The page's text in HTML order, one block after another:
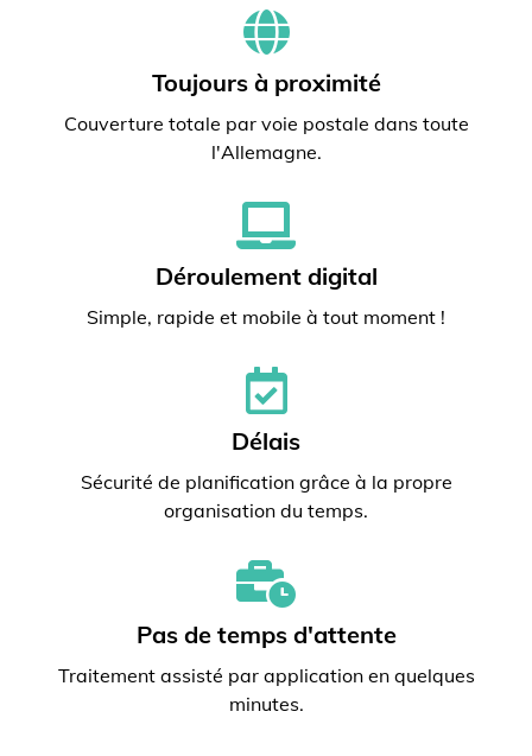
Toujours à proximité
Couverture totale par voie postale dans toute
l'Allemagne.
Déroulement digital
Simple, rapide et mobile à tout moment !
Délais
Sécurité de planification grâce à la propre
organisation du temps.
Pas de temps d'attente
Traitement assisté par application en quelques
minutes.